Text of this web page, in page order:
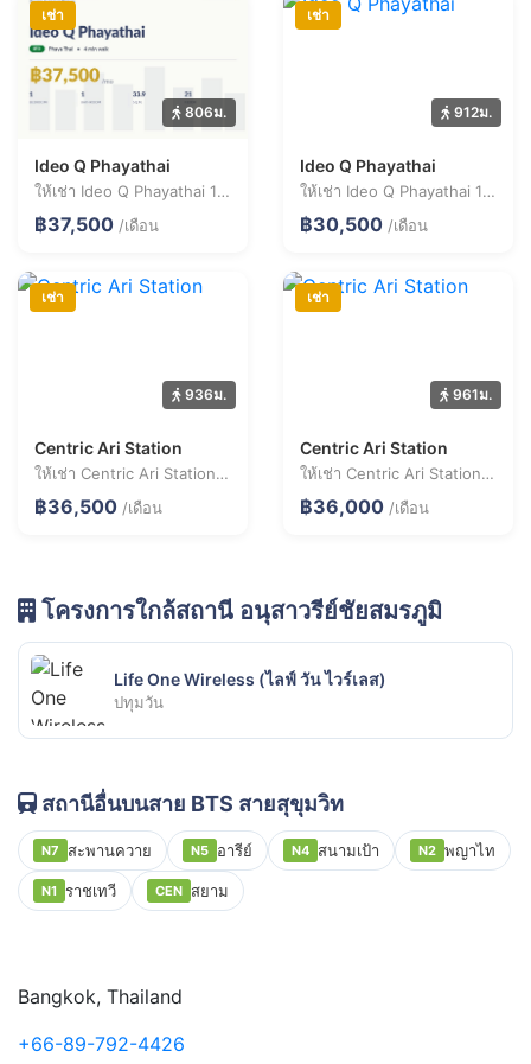
เช่า
806ม.
Ideo Q Phayathai
ให้เช่า Ideo Q Phayathai 1 ห้องนอน 33.9 ตร.ม. ราคา 37,500 บาท/เดือน
฿37,500 /เดือน
เช่า
912ม.
Ideo Q Phayathai
ให้เช่า Ideo Q Phayathai 1 ห้องนอน 32.8 ตร.ม. ราคา 30,500 บาท/เดือน
฿30,500 /เดือน
เช่า
936ม.
Centric Ari Station
ให้เช่า Centric Ari Station 1 ห้องนอน 33.1 ตร.ม. ราคา 36,500 บาท/เดือน
฿36,500 /เดือน
เช่า
961ม.
Centric Ari Station
ให้เช่า Centric Ari Station 2 ห้องนอน 49.6 ตร.ม. ราคา 36,000 บาท/เดือน
฿36,000 /เดือน
โครงการใกล้สถานี อนุสาวรีย์ชัยสมรภูมิ
Life One Wireless (ไลฟ์ วัน ไวร์เลส)
ปทุมวัน
สถานีอื่นบนสาย BTS สายสุขุมวิท
N7 สะพานควาย N5 อารีย์ N4 สนามเป้า N2 พญาไท
N1 ราชเทวี CEN สยาม
Bangkok, Thailand
+66-89-792-4426